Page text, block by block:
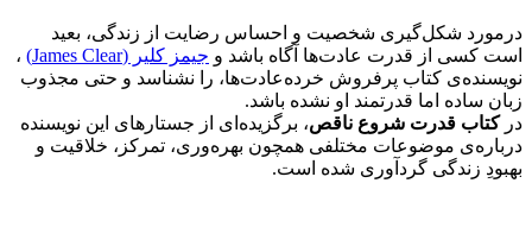
درمورد شکل‌گیری شخصیت و احساس رضایت از زندگی، بعید
است کسی از قدرت عادت‌ها آگاه باشد و جیمز کلیر (James Clear)
،
نویسنده‌ی کتاب پرفروش خرده‌عادت‌ها، را نشناسد و حتی مجذوب
زبان ساده اما قدرتمند او نشده باشد.
درکتاب قدرت شروع ناقص، برگزیده‌ای از جستارهای این نویسنده
درباره‌ی موضوعات مختلفی همچون بهره‌وری، تمرکز، خلاقیت و
بهبودِ زندگی گرد‌آوری شده است.